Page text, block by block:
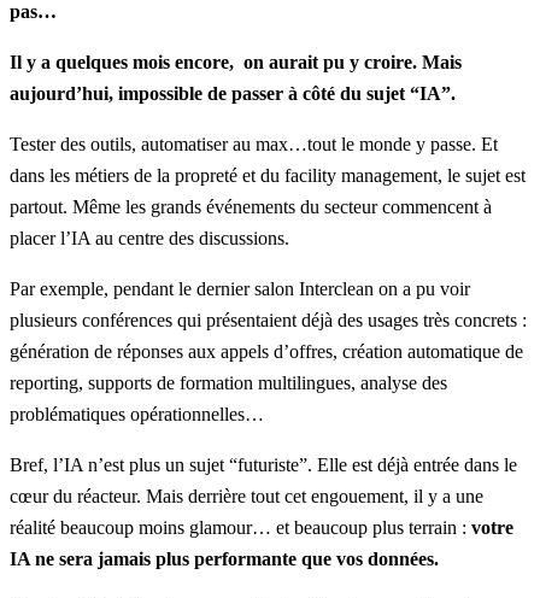
pas…
Il y a quelques mois encore, on aurait pu y croire. Mais
aujourd’hui, impossible de passer à côté du sujet “IA”.
Tester des outils, automatiser au max…tout le monde y passe. Et
dans les métiers de la propreté et du facility management, le sujet est
partout. Même les grands événements du secteur commencent à
placer l’IA au centre des discussions.
Par exemple, pendant le dernier salon Interclean on a pu voir
plusieurs conférences qui présentaient déjà des usages très concrets :
génération de réponses aux appels d’offres, création automatique de
reporting, supports de formation multilingues, analyse des
problématiques opérationnelles…
Bref, l’IA n’est plus un sujet “futuriste”. Elle est déjà entrée dans le
cœur du réacteur. Mais derrière tout cet engouement, il y a une
réalité beaucoup moins glamour… et beaucoup plus terrain : votre
IA ne sera jamais plus performante que vos données.